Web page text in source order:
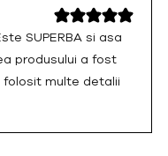
SUPERBA si asa
produsului a fost
multe detalii